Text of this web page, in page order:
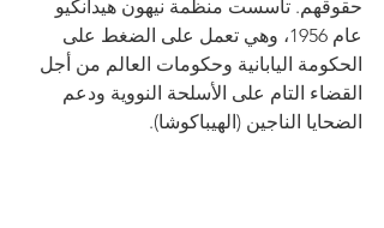
حقوقهم. تأسست منظمة نيهون هيدانكيو
عام 1956، وهي تعمل على الضغط على
الحكومة اليابانية وحكومات العالم من أجل
القضاء التام على الأسلحة النووية ودعم
الضحايا الناجين (الهيباكوشا).